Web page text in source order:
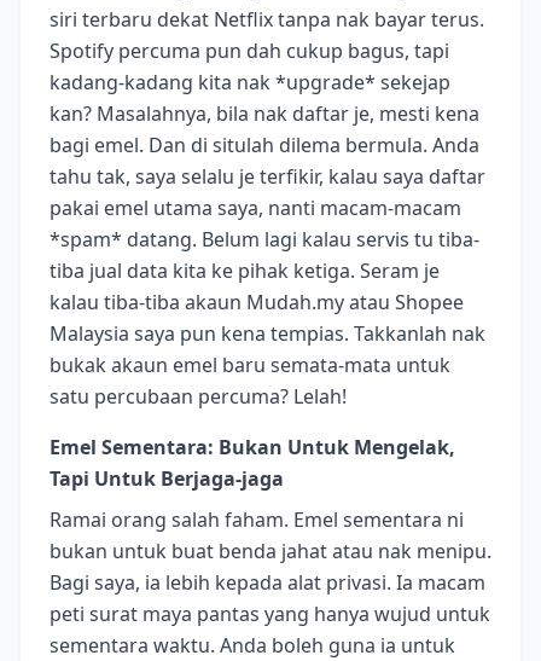
siri terbaru dekat Netflix tanpa nak bayar terus.
Spotify percuma pun dah cukup bagus, tapi
kadang-kadang kita nak *upgrade* sekejap
kan? Masalahnya, bila nak daftar je, mesti kena
bagi emel. Dan di situlah dilema bermula. Anda
tahu tak, saya selalu je terfikir, kalau saya daftar
pakai emel utama saya, nanti macam-macam
*spam* datang. Belum lagi kalau servis tu tiba-
tiba jual data kita ke pihak ketiga. Seram je
kalau tiba-tiba akaun Mudah.my atau Shopee
Malaysia saya pun kena tempias. Takkanlah nak
bukak akaun emel baru semata-mata untuk
satu percubaan percuma? Lelah!
Emel Sementara: Bukan Untuk Mengelak,
Tapi Untuk Berjaga-jaga
Ramai orang salah faham. Emel sementara ni
bukan untuk buat benda jahat atau nak menipu.
Bagi saya, ia lebih kepada alat privasi. Ia macam
peti surat maya pantas yang hanya wujud untuk
sementara waktu. Anda boleh guna ia untuk